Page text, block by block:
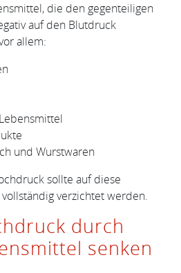
die den gegenteiligen
auf den Blutdruck
allem:
und Wurstwaren
sollte auf diese
verzichtet werden.
durch
senken